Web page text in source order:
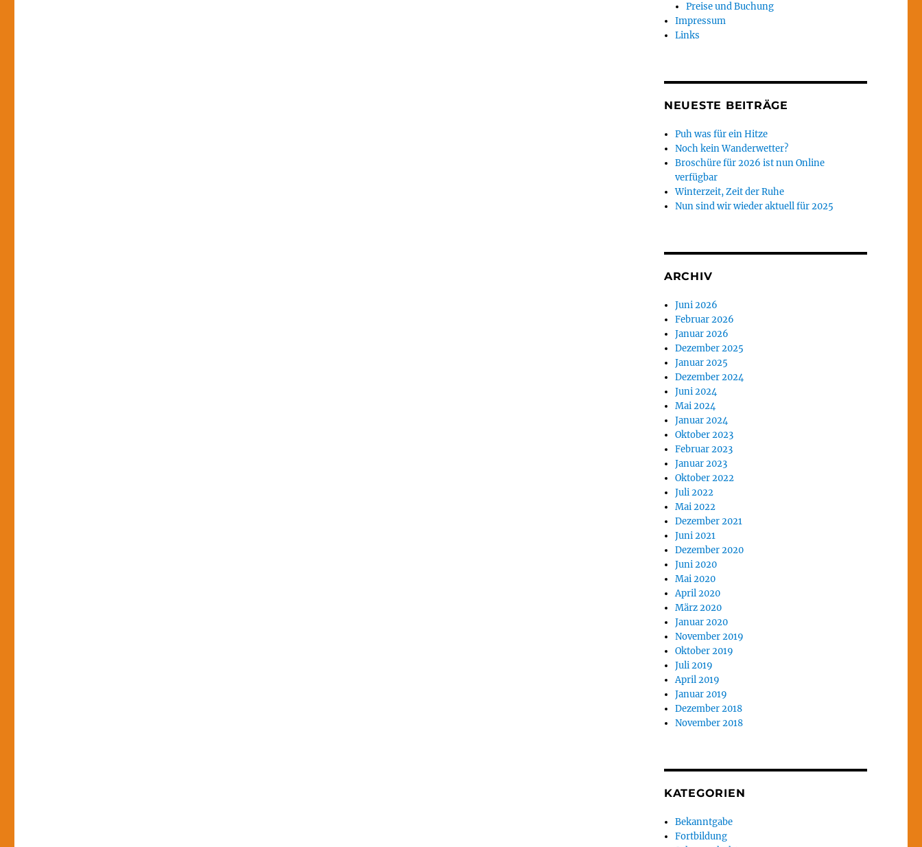
Preise und Buchung
Impressum
Links
NEUESTE BEITRÄGE
Puh was für ein Hitze
Noch kein Wanderwetter?
Broschüre für 2026 ist nun Online
verfügbar
Winterzeit, Zeit der Ruhe
Nun sind wir wieder aktuell für 2025
ARCHIV
Juni 2026
Februar 2026
Januar 2026
Dezember 2025
Januar 2025
Dezember 2024
Juni 2024
Mai 2024
Januar 2024
Oktober 2023
Februar 2023
Januar 2023
Oktober 2022
Juli 2022
Mai 2022
Dezember 2021
Juni 2021
Dezember 2020
Juni 2020
Mai 2020
April 2020
März 2020
Januar 2020
November 2019
Oktober 2019
Juli 2019
April 2019
Januar 2019
Dezember 2018
November 2018
KATEGORIEN
Bekanntgabe
Fortbildung